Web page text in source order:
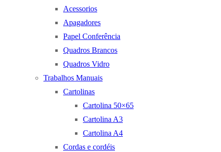
Acessorios
Apagadores
Papel Conferência
Quadros Brancos
Quadros Vidro
Trabalhos Manuais
Cartolinas
Cartolina 50×65
Cartolina A3
Cartolina A4
Cordas e cordéis